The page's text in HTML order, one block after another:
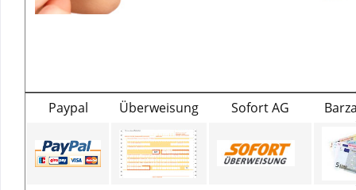
Paypal Überweisung Sofort AG